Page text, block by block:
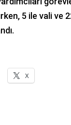
5 ile vali ve
X